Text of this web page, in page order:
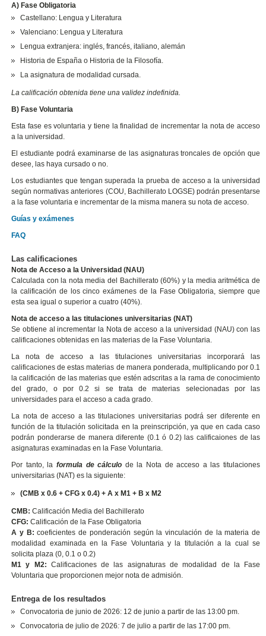
A) Fase Obligatoria
Castellano: Lengua y Literatura
Valenciano: Lengua y Literatura
Lengua extranjera: inglés, francés, italiano, alemán
Historia de España o Historia de la Filosofía.
La asignatura de modalidad cursada.
La calificación obtenida tiene una validez indefinida.
B) Fase Voluntaria
Esta fase es voluntaria y tiene la finalidad de incrementar la nota de acceso
a la universidad.
El estudiante podrá examinarse de las asignaturas troncales de opción que
desee, las haya cursado o no.
Los estudiantes que tengan superada la prueba de acceso a la universidad
según normativas anteriores (COU, Bachillerato LOGSE) podrán presentarse
a la fase voluntaria e incrementar de la misma manera su nota de acceso.
Guías y exámenes
FAQ
Las calificaciones
Nota de Acceso a la Universidad (NAU)
Calculada con la nota media del Bachillerato (60%) y la media aritmética de
la calificación de los cinco exámenes de la Fase Obligatoria, siempre que
esta sea igual o superior a cuatro (40%).
Nota de acceso a las titulaciones universitarias (NAT)
Se obtiene al incrementar la Nota de acceso a la universidad (NAU) con las
calificaciones obtenidas en las materias de la Fase Voluntaria.
La nota de acceso a las titulaciones universitarias incorporará las
calificaciones de estas materias de manera ponderada, multiplicando por 0.1
la calificación de las materias que estén adscritas a la rama de conocimiento
del grado, o por 0.2 si se trata de materias selecionadas por las
universidades para el acceso a cada grado.
La nota de acceso a las titulaciones universitarias podrá ser diferente en
función de la titulación solicitada en la preinscripción, ya que en cada caso
podrán ponderarse de manera diferente (0.1 ó 0.2) las calificaiones de las
asignaturas examinadas en la Fase Voluntaria.
Por tanto, laformula de cálculo de la Nota de acceso a las titulaciones
universitarias (NAT) es la siguiente:
(CMB x 0.6 + CFG x 0.4) + A x M1 + B x M2
CMB: Calificación Media del Bachillerato
CFG: Calificación de la Fase Obligatoria
A y B: coeficientes de ponderación según la vinculación de la materia de
modalidad examinada en la Fase Voluntaria y la titulación a la cual se
solicita plaza (0, 0.1 o 0.2)
M1 y M2: Calificaciones de las asignaturas de modalidad de la Fase
Voluntaria que proporcionen mejor nota de admisión.
Entrega de los resultados
Convocatoria de junio de 2026: 12 de junio a partir de las 13:00 pm.
Convocatoria de julio de 2026:7 de julio a partir de las 17:00 pm.